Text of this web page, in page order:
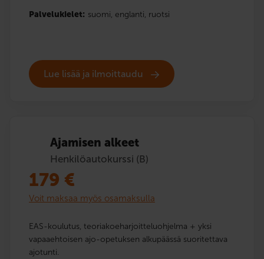
Palvelukielet: suomi, englanti, ruotsi
Lue lisää ja ilmoittaudu
Ajamisen alkeet
Henkilöautokurssi (B)
179 €
Voit maksaa myös osamaksulla
EAS-koulutus, teoriakoeharjoitteluohjelma + yksi
vapaaehtoisen ajo-opetuksen alkupäässä suoritettava
ajotunti.